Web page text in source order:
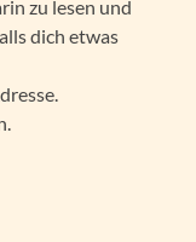
zu lesen und
dich etwas